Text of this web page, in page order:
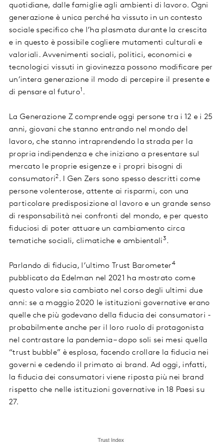
quotidiane, dalle famiglie agli ambienti di lavoro. Ogni
generazione è unica perché ha vissuto in un contesto
sociale specifico che l’ha plasmata durante la crescita
e in questo è possibile cogliere mutamenti culturali e
valoriali. Avvenimenti sociali, politici, economici e
tecnologici vissuti in giovinezza possono modificare per
un’intera generazione il modo di percepire il presente e
di pensare al futuro1 .
La Generazione Z comprende oggi persone tra i 12 e i 25
anni, giovani che stanno entrando nel mondo del
lavoro, che stanno intraprendendo la strada per la
propria indipendenza e che iniziano a presentare sul
mercato le proprie esigenze e i propri bisogni di
consumatori2. I Gen Zers sono spesso descritti come
persone volenterose, attente ai risparmi, con una
particolare predisposizione al lavoro e un grande senso
di responsabilità nei confronti del mondo, e per questo
fiduciosi di poter attuare un cambiamento circa
tematiche sociali, climatiche e ambientali3.
Parlando di fiducia, l’ultimo Trust Barometer4
pubblicato da Edelman nel 2021 ha mostrato come
questo valore sia cambiato nel corso degli ultimi due
anni: se a maggio 2020 le istituzioni governative erano
quelle che più godevano della fiducia dei consumatori -
probabilmente anche per il loro ruolo di protagonista
nel contrastare la pandemia – dopo soli sei mesi quella
“trust bubble” è esplosa, facendo crollare la fiducia nei
governi e cedendo il primato ai brand. Ad oggi, infatti,
la fiducia dei consumatori viene riposta più nei brand
rispetto che nelle istituzioni governative in 18 Paesi su
27.